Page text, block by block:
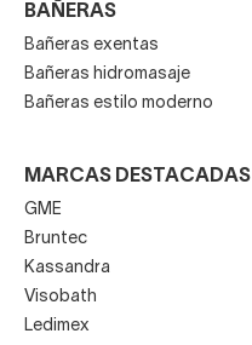
BAÑERAS
Bañeras exentas
Bañeras hidromasaje
Bañeras estilo moderno
MARCAS DESTACADAS
GME
Bruntec
Kassandra
Visobath
Ledimex